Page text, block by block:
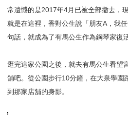
常遺憾的是2017年4月已被全部撤去，
就是在這裡，香對公生說「朋友A，我
句話，就成為了有馬公生作為鋼琴家復
逛完這家公園之後，就去有馬公生看望
舖吧。從公園步行10分鐘，在大泉學園
到那家店舖的身影。